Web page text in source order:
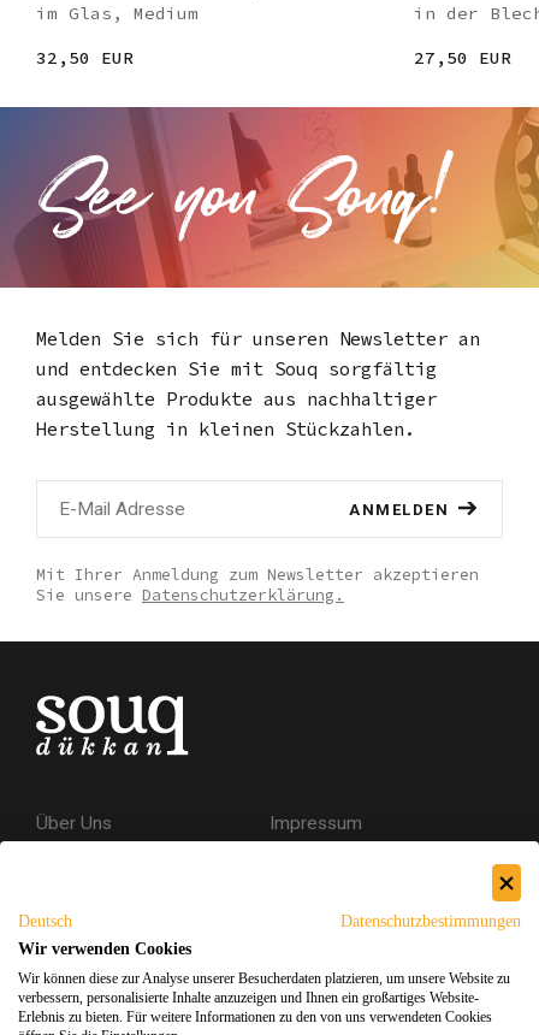
im Glas, Medium
32,50 EUR
in der
27,50 EUR
Melden Sie sich für unseren Newsletter an
und entdecken Sie mit Souq sorgfältig
ausgewählte Produkte aus nachhaltiger
Herstellung in kleinen Stückzahlen.
ANMELDEN
Mit Ihrer Anmeldung zum Newsletter akzeptieren
Sie unsere Datenschutzerklärung.
Über Uns
Impressum
Sicheres Einkaufen
Deutsch
Datenschutzbestimmungen
Wir verwenden Cookies
Wir können diese zur Analyse unserer Besucherdaten platzieren, um unsere Website zu
verbessern, personalisierte Inhalte anzuzeigen und Ihnen ein großartiges Website-
Erlebnis zu bieten. Für weitere Informationen zu den von uns verwendeten Cookies